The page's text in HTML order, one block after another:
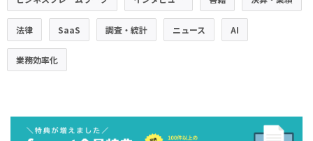
法律 SaaS 調査・統計 ニュース AI
業務効率化